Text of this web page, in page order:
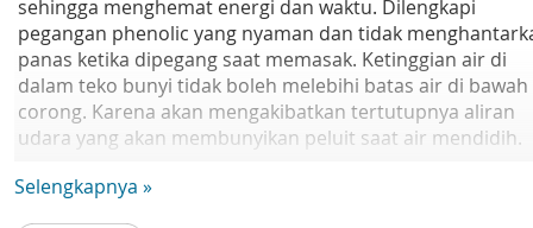
sehingga menghemat energi dan waktu. Dilengkapi
pegangan phenolic yang nyaman dan tidak
panas ketika dipegang saat memasak. Ketinggian air di
dalam teko bunyi tidak boleh melebihi batas air di bawah
corong. Karena akan mengakibatkan tertutupnya aliran
udara yang akan membunyikan peluit saat air mendidih.
Maspion TEKORAINBOWE24 – Teko Rainbow Electric 24cm
Selengkapnya »